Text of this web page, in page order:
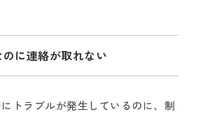
に連絡が取れない
トラブルが発生しているのに、制